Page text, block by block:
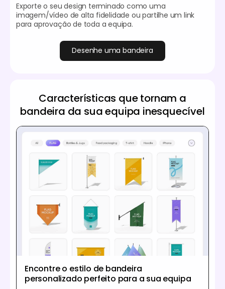
Exporte o seu design terminado como uma
imagem/vídeo de alta fidelidade ou partilhe um link
para aprovação de toda a equipa.
Desenhe uma bandeira
Características que tornam a
bandeira da sua equipa inesquecível
Encontre o estilo de bandeira
personalizado perfeito para a sua equipa